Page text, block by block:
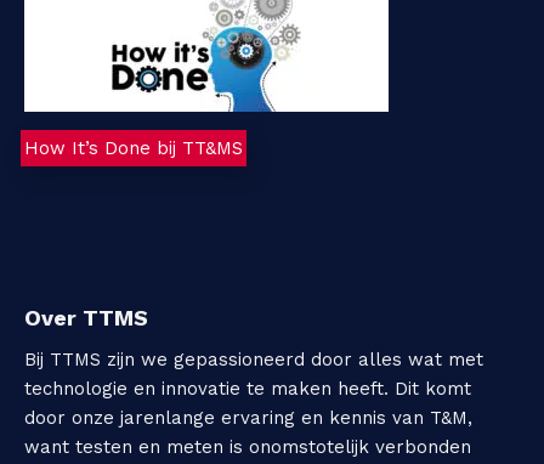
a
c
How It’s Done bij TT&MS
Over TTMS
Bij TTMS zijn we gepassioneerd door alles wat met
technologie en innovatie te maken heeft. Dit komt
door onze jarenlange ervaring en kennis van T&M,
want testen en meten is onomstotelijk verbonden